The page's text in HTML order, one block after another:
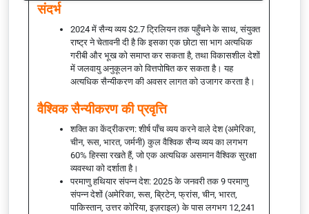
संदर्भ
2024 में सैन्य व्यय $2.7 ट्रिलियन तक पहुँचने के साथ, संयुक्त
राष्ट्र ने चेतावनी दी है कि इसका एक छोटा सा भाग अत्यधिक
गरीबी और भूख को समाप्त कर सकता है, तथा विकासशील देशों
में जलवायु अनुकूलन को वित्तपोषित कर सकता है। यह
अत्यधिक सैन्यीकरण की अवसर लागत को उजागर करता है।
वैश्विक सैन्यीकरण की प्रवृत्ति
शक्ति का केंद्रीकरण: शीर्ष पाँच व्यय करने वाले देश (अमेरिका,
चीन, रूस, भारत, जर्मनी) कुल वैश्विक सैन्य व्यय का लगभग
60% हिस्सा रखते हैं, जो एक अत्यधिक असमान वैश्विक सुरक्षा
व्यवस्था को दर्शाता है।
परमाणु हथियार संपन्न देश: 2025 के जनवरी तक 9 परमाणु
संपन्न देशों (अमेरिका, रूस, ब्रिटेन, फ्रांस, चीन, भारत,
पाकिस्तान, उत्तर कोरिया, इज़राइल) के पास लगभग 12,241